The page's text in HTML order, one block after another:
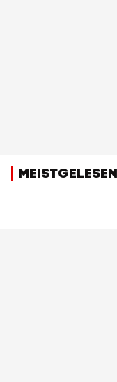
MEISTGELESEN